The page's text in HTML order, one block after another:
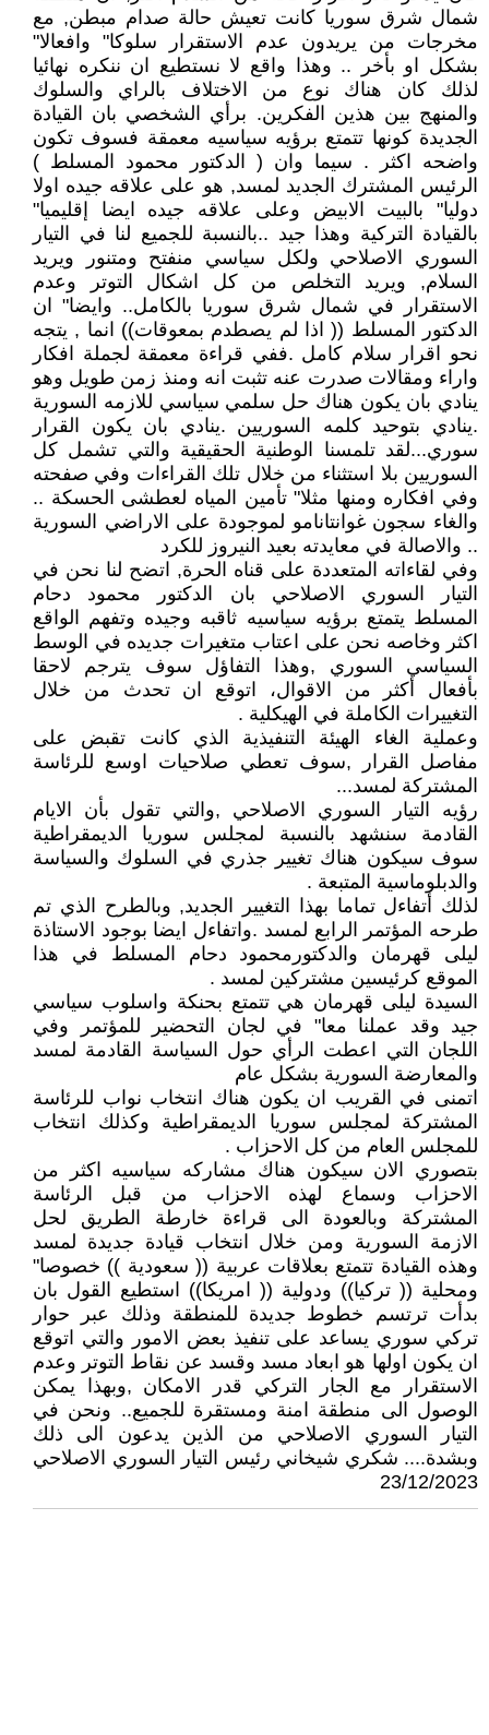
شمال شرق سوريا كانت تعيش حالة صدام مبطن, مع
مخرجات من يريدون عدم الاستقرار سلوكا" وافعالا"
بشكل او بأخر .. وهذا واقع لا نستطيع ان ننكره نهائيا
لذلك كان هناك نوع من الاختلاف بالراي والسلوك
والمنهج بين هذين الفكرين. برأي الشخصي بان القيادة
الجديدة كونها تتمتع برؤيه سياسيه معمقة فسوف تكون
واضحه اكثر . سيما وان ( الدكتور محمود المسلط )
الرئيس المشترك الجديد لمسد, هو على علاقه جيده اولا
دوليا" بالبيت الابيض وعلى علاقه جيده ايضا إقليميا"
بالقيادة التركية وهذا جيد ..بالنسبة للجميع لنا في التيار
السوري الاصلاحي ولكل سياسي منفتح ومتنور ويريد
السلام, ويريد التخلص من كل اشكال التوتر وعدم
الاستقرار في شمال شرق سوريا بالكامل.. وايضا" ان
الدكتور المسلط (( اذا لم يصطدم بمعوقات)) انما , يتجه
نحو اقرار سلام كامل .ففي قراءة معمقة لجملة افكار
واراء ومقالات صدرت عنه تثبت انه ومنذ زمن طويل وهو
ينادي بان يكون هناك حل سلمي سياسي للازمه السورية
.ينادي بتوحيد كلمه السوريين .ينادي بان يكون القرار
سوري...لقد تلمسنا الوطنية الحقيقية والتي تشمل كل
السوريين بلا استثناء من خلال تلك القراءات وفي صفحته
وفي افكاره ومنها مثلا" تأمين المياه لعطشى الحسكة ..
والغاء سجون غوانتانامو لموجودة على الاراضي السورية
.. والاصالة في معايدته بعيد النيروز للكرد
وفي لقاءاته المتعددة على قناه الحرة, اتضح لنا نحن في
التيار السوري الاصلاحي بان الدكتور محمود دحام
المسلط يتمتع برؤيه سياسيه ثاقبه وجيده وتفهم الواقع
اكثر وخاصه نحن على اعتاب متغيرات جديده في الوسط
السياسي السوري ,وهذا التفاؤل سوف يترجم لاحقا
بأفعال أكثر من الاقوال، اتوقع ان تحدث من خلال
التغييرات الكاملة في الهيكلية .
وعملية الغاء الهيئة التنفيذية الذي كانت تقبض على
مفاصل القرار ,سوف تعطي صلاحيات اوسع للرئاسة
المشتركة لمسد...
رؤيه التيار السوري الاصلاحي ,والتي تقول بأن الايام
القادمة سنشهد بالنسبة لمجلس سوريا الديمقراطية
سوف سيكون هناك تغيير جذري في السلوك والسياسة
والدبلوماسية المتبعة .
لذلك أتفاءل تماما بهذا التغيير الجديد, وبالطرح الذي تم
طرحه المؤتمر الرابع لمسد .واتفاءل ايضا بوجود الاستاذة
ليلى قهرمان والدكتورمحمود دحام المسلط في هذا
الموقع كرئيسين مشتركين لمسد .
السيدة ليلى قهرمان هي تتمتع بحنكة واسلوب سياسي
جيد وقد عملنا معا" في لجان التحضير للمؤتمر وفي
اللجان التي اعطت الرأي حول السياسة القادمة لمسد
والمعارضة السورية بشكل عام
اتمنى في القريب ان يكون هناك انتخاب نواب للرئاسة
المشتركة لمجلس سوريا الديمقراطية وكذلك انتخاب
للمجلس العام من كل الاحزاب .
بتصوري الان سيكون هناك مشاركه سياسيه اكثر من
الاحزاب وسماع لهذه الاحزاب من قبل الرئاسة
المشتركة وبالعودة الى قراءة خارطة الطريق لحل
الازمة السورية ومن خلال انتخاب قيادة جديدة لمسد
وهذه القيادة تتمتع بعلاقات عربية (( سعودية )) خصوصا"
ومحلية (( تركيا)) ودولية (( امريكا)) استطيع القول بان
بدأت ترتسم خطوط جديدة للمنطقة وذلك عبر حوار
تركي سوري يساعد على تنفيذ بعض الامور والتي اتوقع
ان يكون اولها هو ابعاد مسد وقسد عن نقاط التوتر وعدم
الاستقرار مع الجار التركي قدر الامكان ,وبهذا يمكن
الوصول الى منطقة امنة ومستقرة للجميع.. ونحن في
التيار السوري الاصلاحي من الذين يدعون الى ذلك
وبشدة.... شكري شيخاني رئيس التيار السوري الاصلاحي
23/12/2023